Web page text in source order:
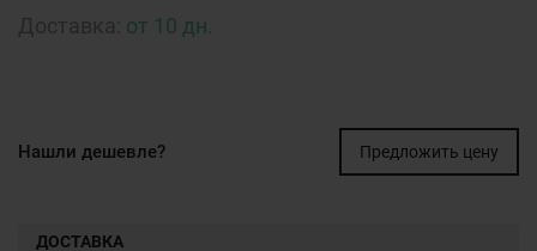
от 10 дн.
Нашли дешевле? Предложить цену
ДОСТАВКА